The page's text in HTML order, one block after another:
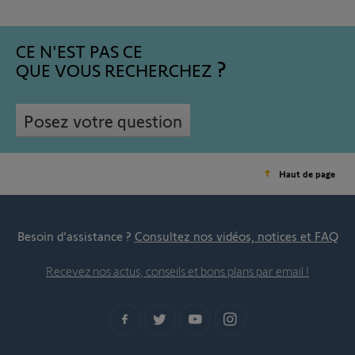
CE N'EST PAS CE
QUE VOUS RECHERCHEZ
Posez votre question
Haut de page
Besoin d’assistance ? Consultez nos vidéos, notices et FAQ
Recevez nos actus, conseils et bons plans par email !